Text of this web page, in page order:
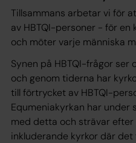
Tillsammans arbetar vi för
av HBTQI-personer - för en
och möter varje människa
Synen på HBTQI-frågor ser
och genom tiderna har
till förtrycket av HBTQI-
Equmeniakyrkan har under
med detta och strävar
inkluderande kyrkor där det